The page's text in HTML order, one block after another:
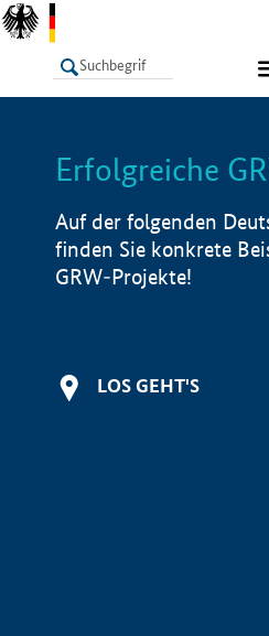
LISTE
Erfolgreiche
Auf der folgenden
finden Sie konkrete
GRW-Projekte!
LOS GEHT'S